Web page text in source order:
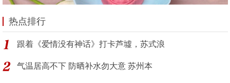
热点排行
跟着《爱情没有神话》打卡芦墟，苏式浪
气温居高不下 防晒补水勿大意 苏州本